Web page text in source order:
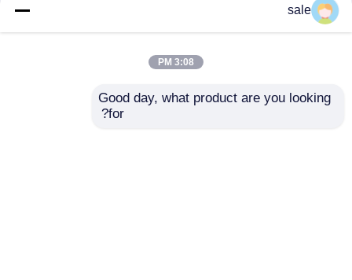
سلك الفولاذ المعدني
sale
3:08 PM
Good day, what product are you looking
for?